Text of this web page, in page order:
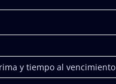
y tiempo al vencimiento